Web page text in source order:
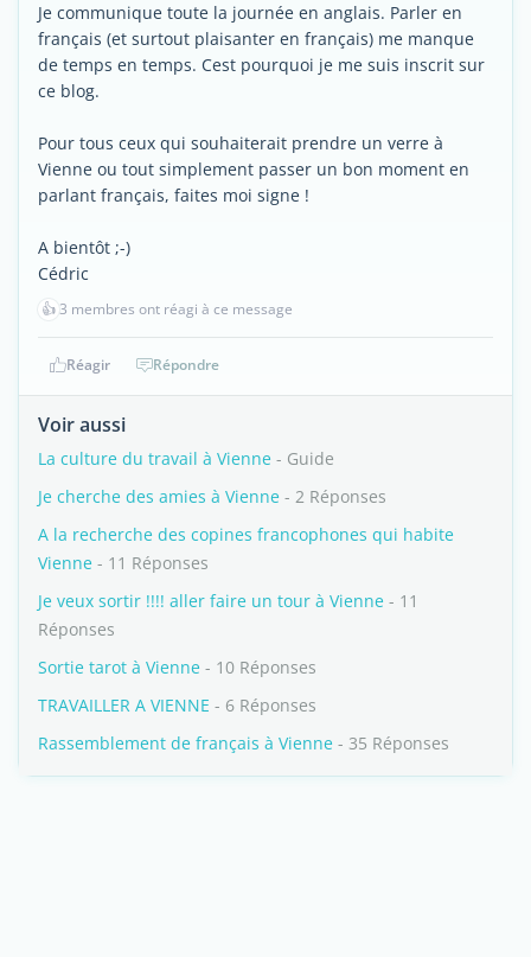
Je communique toute la journée en anglais. Parler en
français (et surtout plaisanter en français) me manque
de temps en temps. Cest pourquoi je me suis inscrit sur
ce blog.
Pour tous ceux qui souhaiterait prendre un verre à
Vienne ou tout simplement passer un bon moment en
parlant français, faites moi signe !
A bientôt ;-)
Cédric
👍3 membres ont réagi à ce message
Réagir Répondre
Voir aussi
La culture du travail à Vienne - Guide
Je cherche des amies à Vienne - 2 Réponses
A la recherche des copines francophones qui habite
Vienne - 11 Réponses
Je veux sortir !!!! aller faire un tour à Vienne - 11
Réponses
Sortie tarot à Vienne - 10 Réponses
TRAVAILLER A VIENNE - 6 Réponses
Rassemblement de français à Vienne - 35 Réponses